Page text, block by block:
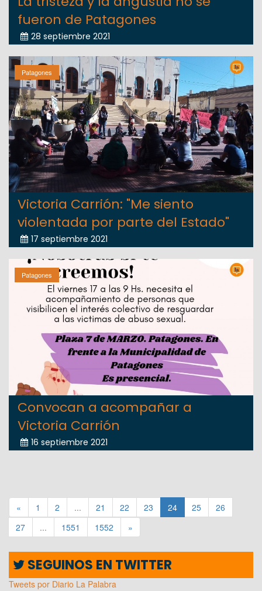
fueron de Patagones
28 septiembre 2021
Patagones
Victoria Carrión: "Me siento
violentada por parte del Estado"
17 septiembre 2021
Patagones
Convocan a acompañar a
Victoria Carrión
16 septiembre 2021
« 1 2 ... 21 22 23 24 25
26
27
... 1551 1552 »
SEGUINOS EN TWITTER
Tweets por Diario La Palabra